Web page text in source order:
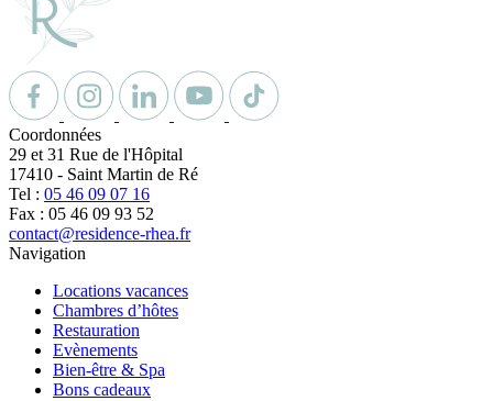
Coordonnées
29 et 31 Rue de l'Hôpital
17410 - Saint Martin de Ré
Tel : 05 46 09 07 16
Fax : 05 46 09 93 52
contact@residence-rhea.fr
Navigation
Locations vacances
Chambres d’hôtes
Restauration
Evènements
Bien-être & Spa
Bons cadeaux